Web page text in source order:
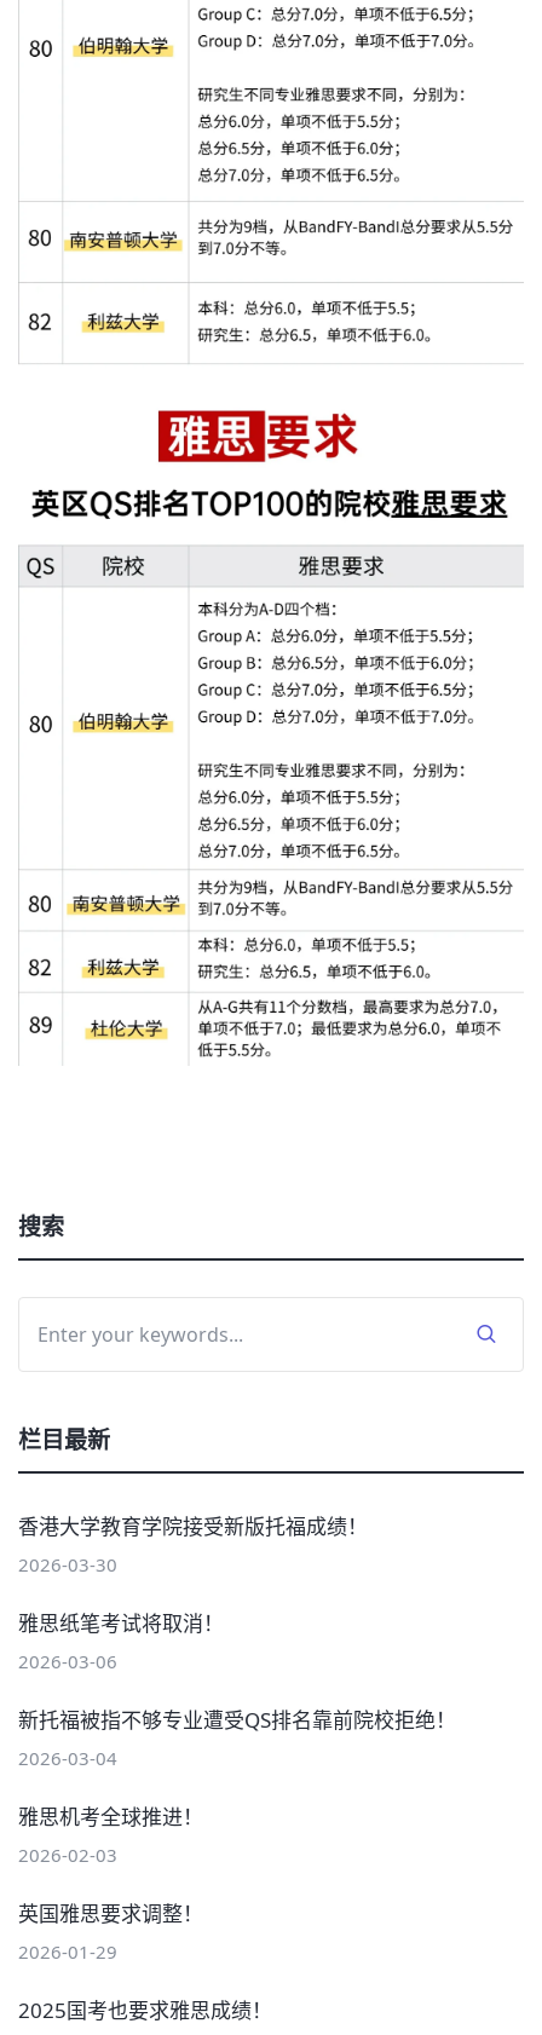
搜索
栏目最新
香港大学教育学院接受新版托福成绩！
2026-03-30
雅思纸笔考试将取消！
2026-03-06
新托福被指不够专业遭受QS排名靠前院校拒绝！
2026-03-04
雅思机考全球推进！
2026-02-03
英国雅思要求调整！
2026-01-29
2025国考也要求雅思成绩！